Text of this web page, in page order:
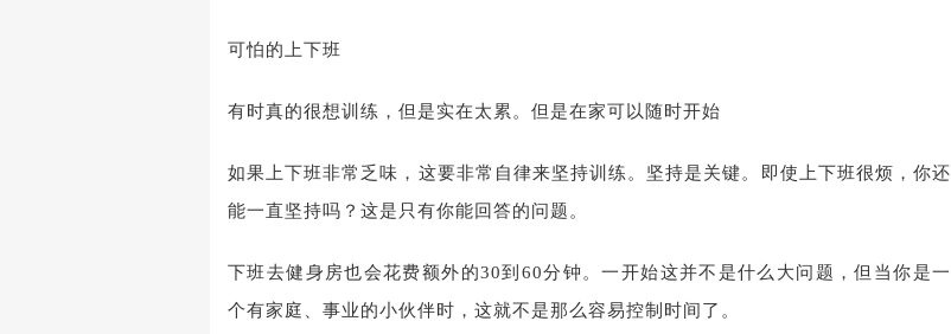
可怕的上下班
有时真的很想训练，但是实在太累。但是在家可以随时开始
如果上下班非常乏味，这要非常自律来坚持训练。坚持是关键。即使上下班很烦，你还
能一直坚持吗？这是只有你能回答的问题。
下班去健身房也会花费额外的30到60分钟。一开始这并不是什么大问题，但当你是一
个有家庭、事业的小伙伴时，这就不是那么容易控制时间了。